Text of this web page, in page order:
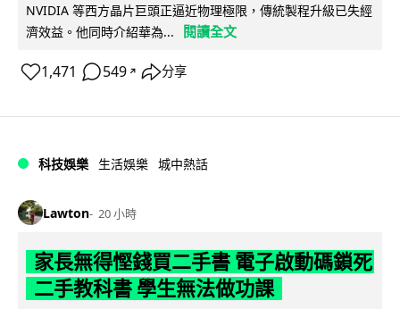
NVIDIA 等西方晶片巨頭正逼近物理極限，傳統製程升級已失經
濟效益。他同時介紹華為...
閱讀全文
1,471 549 ↗ 分享
科技娛樂 生活娛樂 城中熱話
Lawton 20 小時
家長無得慳錢買二手書 電子啟動碼鎖死
二手教科書 學生無法做功課